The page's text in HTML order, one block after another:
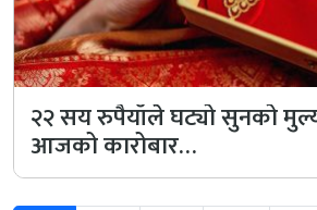
२२ सय रुपैयाँले घट्यो सुनको
आजको कारोबार…